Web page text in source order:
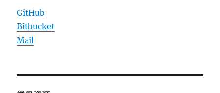
GitHub
Bitbucket
Mail